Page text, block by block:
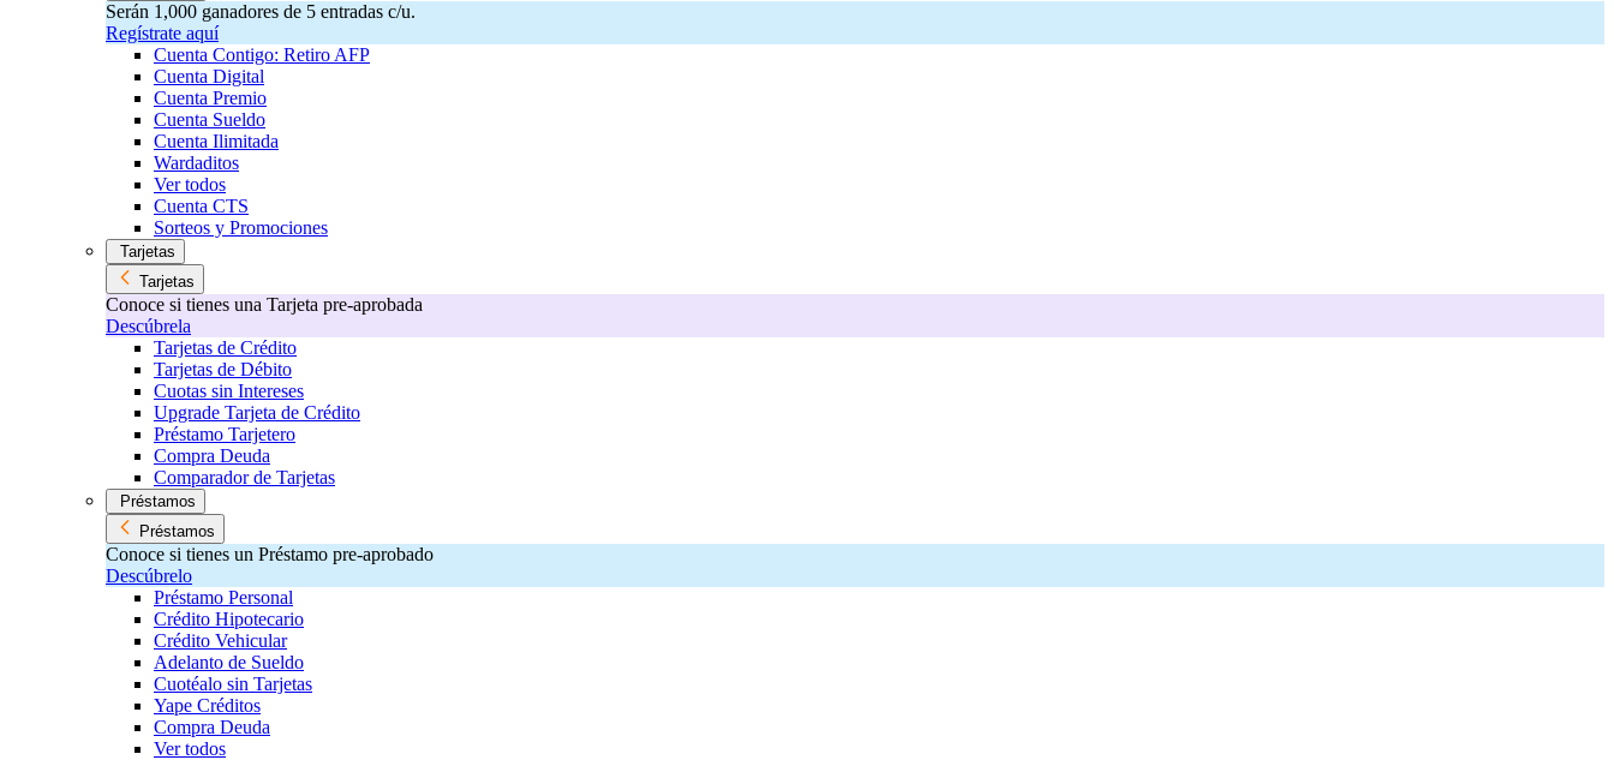
Serán 1,000 ganadores de 5 entradas c/u.
Regístrate aquí
Cuenta Contigo: Retiro AFP
Cuenta Digital
Cuenta Premio
Cuenta Sueldo
Cuenta Ilimitada
Wardaditos
Ver todos
Cuenta CTS
Sorteos y Promociones
Tarjetas
Tarjetas
Conoce si tienes una Tarjeta pre-aprobada
Descúbrela
Tarjetas de Crédito
Tarjetas de Débito
Cuotas sin Intereses
Upgrade Tarjeta de Crédito
Préstamo Tarjetero
Compra Deuda
Comparador de Tarjetas
Préstamos
Préstamos
Conoce si tienes un Préstamo pre-aprobado
Descúbrelo
Préstamo Personal
Crédito Hipotecario
Crédito Vehicular
Adelanto de Sueldo
Cuotéalo sin Tarjetas
Yape Créditos
Compra Deuda
Ver todos